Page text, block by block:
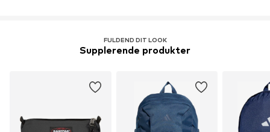
FULDEND DIT LOOK
Supplerende produkter